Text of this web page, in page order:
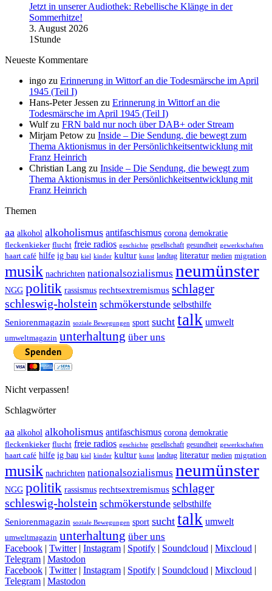
Jetzt in unserer Audiothek: Rebellische Klänge in der
Sommerhitze!
3. August 2026
1Stunde
Neueste Kommentare
ingo zu Erinnerung in Wittorf an die Todesmärsche im April
1945 (Teil I)
Hans-Peter Jessen zu Erinnerung in Wittorf an die
Todesmärsche im April 1945 (Teil I)
Wulfzu FRN bald nur noch über DAB+ oder Stream
Mirjam Petow zu Inside – Die Sendung, die bewegt zum
Thema Aktionismus in der Persönlichkeitsentwicklung mit
Franz Heinrich
Christian Lang zu Inside – Die Sendung, die bewegt zum
Thema Aktionismus in der Persönlichkeitsentwicklung mit
Franz Heinrich
Themen
aa alkohol alkoholismus antifaschismus corona demokratie
fleckenkieker flucht freie radios geschichte gesellschaft gesundheit gewerkschaften
haart café hilfe ig bau kiel kinder kultur kunst landtag literatur medien migration
musik nachrichten nationalsozialismus neumünster
NGG politik rassismus rechtsextremismus schlager
schleswig-holstein schmökerstunde selbsthilfe
Seniorenmagazin soziale Bewegungen sport sucht talk umwelt
umweltmagazin unterhaltung über uns
Nicht verpassen!
Schlagwörter
aa alkohol alkoholismus antifaschismus corona demokratie
fleckenkieker flucht freie radios geschichte gesellschaft gesundheit gewerkschaften
haart café hilfe ig bau kiel kinder kultur kunst landtag literatur medien migration
musik nachrichten nationalsozialismus neumünster
NGG politik rassismus rechtsextremismus schlager
schleswig-holstein schmökerstunde selbsthilfe
Seniorenmagazin soziale Bewegungen sport sucht talk umwelt
umweltmagazin unterhaltung über uns
Facebook | Twitter| Instagram | Spotify | Soundcloud | Mixcloud |
Telegram | Mastodon
Facebook | Twitter| Instagram | Spotify | Soundcloud | Mixcloud |
Telegram | Mastodon